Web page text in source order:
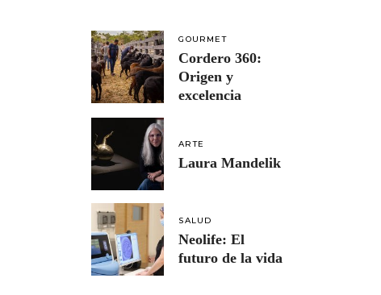
GOURMET
Cordero 360:
Origen y
excelencia
ARTE
Laura Mandelik
SALUD
Neolife: El
futuro de la vida